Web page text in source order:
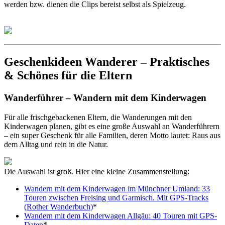
werden bzw. dienen die Clips bereist selbst als Spielzeug.
Geschenkideen Wanderer – Praktisches
& Schönes für die Eltern
Wanderführer – Wandern mit dem Kinderwagen
Für alle frischgebackenen Eltern, die Wanderungen mit den
Kinderwagen planen, gibt es eine große Auswahl an Wanderführern
– ein super Geschenk für alle Familien, deren Motto lautet: Raus aus
dem Alltag und rein in die Natur.
Die Auswahl ist groß. Hier eine kleine Zusammenstellung:
Wandern mit dem Kinderwagen im Münchner Umland: 33
Touren zwischen Freising und Garmisch. Mit GPS-Tracks
(Rother Wanderbuch)*
Wandern mit dem Kinderwagen Allgäu: 40 Touren mit GPS-